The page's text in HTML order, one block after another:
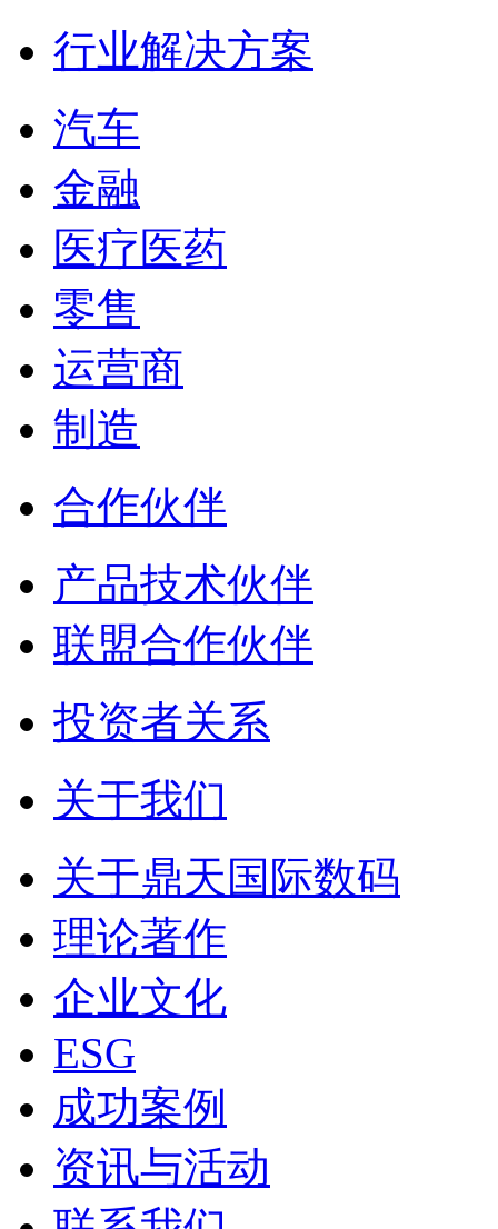
行业解决方案
汽车
金融
医疗医药
零售
运营商
制造
合作伙伴
产品技术伙伴
联盟合作伙伴
投资者关系
关于我们
关于鼎天国际数码
理论著作
企业文化
ESG
成功案例
资讯与活动